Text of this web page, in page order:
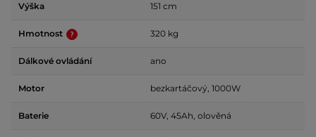
Výška 151 cm
Hmotnost 320 kg
Dálkové ovládání ano
Motor bezkartáčový, 1000W
Baterie 60V, 45Ah, olověná